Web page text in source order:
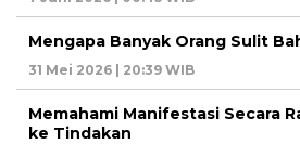
Mengapa Banyak Orang Sulit
31 Mei 2026 | 20:39 WIB
Memahami Manifestasi Secara
ke Tindakan